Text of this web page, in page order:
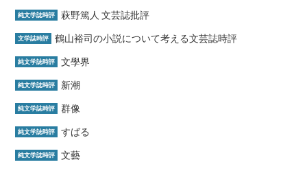
純文学誌時評 萩野篤人 文芸誌批評
文学誌時評 鶴山裕司の小説について考える文芸誌時評
純文学誌時評 文學界
純文学誌時評 新潮
純文学誌時評 群像
純文学誌時評 すばる
純文学誌時評 文藝